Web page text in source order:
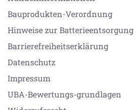
Bauprodukten-Verordnung
Hinweise zur Batterieentsorgung
Barrierefreiheitserklärung
Datenschutz
Impressum
UBA-Bewertungs-grundlagen